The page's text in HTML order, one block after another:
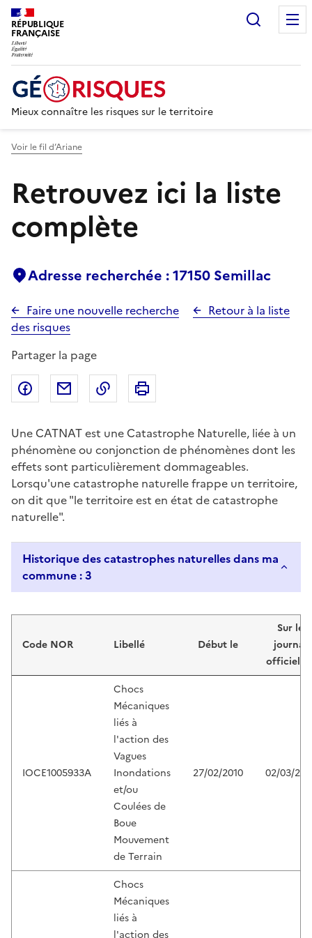
RÉPUBLIQUE
FRANÇAISE
Mieux connaître les risques sur le territoire
Voir le fil d’Ariane
Retrouvez ici la liste
complète
Adresse recherchée : 17150 Semillac
Faire une nouvelle recherche
Retour à la liste
des risques
Partager la page
Partager sur Facebook
Partager par emailCopier dans le presse-papier
Une CATNAT est une Catastrophe Naturelle, liée à un
phénomène ou conjonction de phénomènes dont les
effets sont particulièrement dommageables.
Lorsqu'une catastrophe naturelle frappe un territoire,
on dit que "le territoire est en état de catastrophe
naturelle".
Historique des catastrophes naturelles dans ma
commune : 3
Code NOR Libellé Début le
Sur le
journal
officiel
IOCE1005933A
Chocs
Mécaniques
liés à
l'action des
Vagues
Inondations
et/ou
Coulées de
Boue
Mouvement
de Terrain
27/02/2010 02/03/
Chocs
Mécaniques
liés à